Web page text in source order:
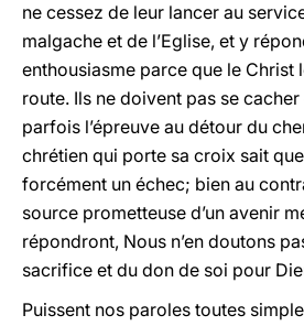
ne cessez de leur lancer au
malgache et de l’Eglise, et y
enthousiasme parce que le Christ
route. Ils ne doivent pas se
parfois l’épreuve au détour du
chrétien qui porte sa croix sait que
forcément un échec; bien au
source prometteuse d’un avenir
répondront, Nous n’en doutons
sacrifice et du don de soi pour
Puissent nos paroles toutes